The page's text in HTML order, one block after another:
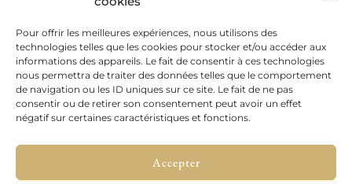
Pour offrir les meilleures expériences, nous utilisons des
technologies telles que les cookies pour stocker et/ou accéder aux
informations des appareils. Le fait de consentir à ces technologies
nous permettra de traiter des données telles que le comportement
de navigation ou les ID uniques sur ce site. Le fait de ne pas
consentir ou de retirer son consentement peut avoir un effet
négatif sur certaines caractéristiques et fonctions.
Accepter